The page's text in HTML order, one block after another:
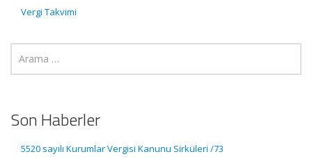
Vergi Takvimi
Son Haberler
5520 sayılı Kurumlar Vergisi Kanunu Sirküleri /73